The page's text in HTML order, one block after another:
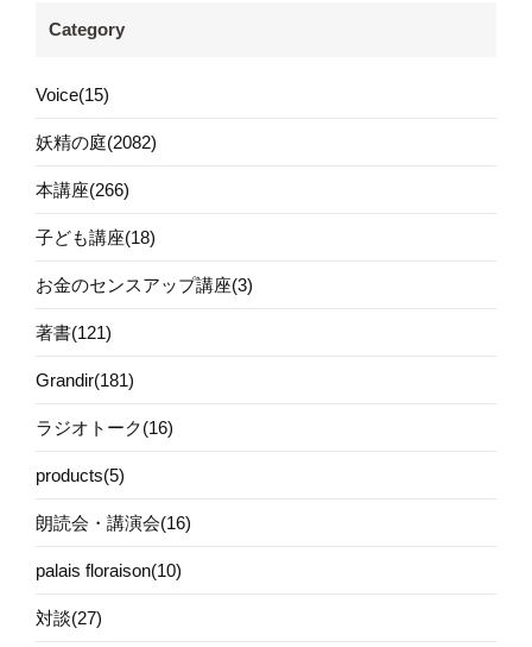
Category
Voice(15)
妖精の庭(2082)
本講座(266)
子ども講座(18)
お金のセンスアップ講座(3)
著書(121)
Grandir(181)
ラジオトーク(16)
products(5)
朗読会・講演会(16)
palais floraison(10)
対談(27)